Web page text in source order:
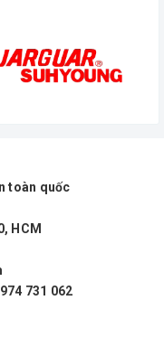
toàn quốc
HCM
731 062